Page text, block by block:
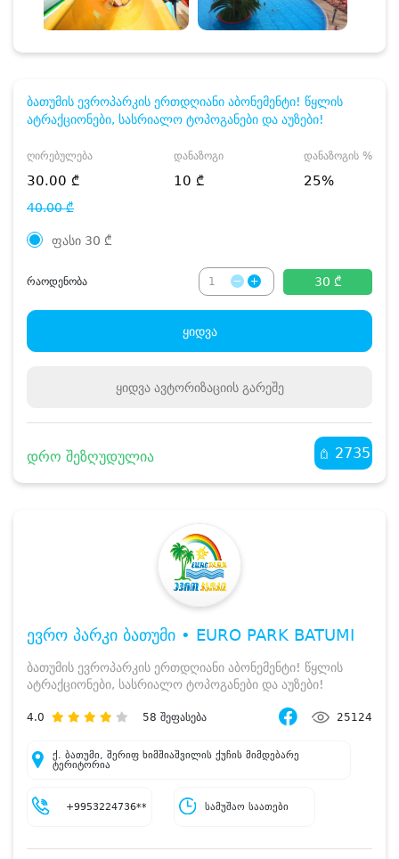
ბათუმის ევროპარკის ერთდღიანი აბონემენტი! წყლის
ატრაქციონები, სასრიალო ტოპოგანები და აუზები!
ღირებულება
30.00 ₾
40.00 ₾
დანაზოგი
10 ₾
დანაზოგის %
25%
ფასი 30 ₾
რაოდენობა 30 ₾
ყიდვა
ყიდვა ავტორიზაციის გარეშე
დრო შეზღუდულია 2735
ევრო პარკი ბათუმი • EURO PARK BATUMI
ბათუმის ევროპარკის ერთდღიანი აბონემენტი! წყლის
ატრაქციონები, სასრიალო ტოპოგანები და აუზები!
4.0 58 შეფასება 25124
ქ. ბათუმი, შერიფ ხიმშიაშვილის ქუჩის მიმდებარე
ტერიტორია
+9953224736** სამუშაო საათები